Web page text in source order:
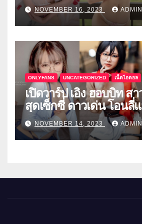
NOVEMBER 16, 2023 ADMIN
ONLYFANS UNCATEGORIZED เน็ตไอดอล
เปิดวาร์ป เอิง ฮอบบิท ส
สุดเซ็กซี่ ดาวเด่น โอนลี่
NOVEMBER 14, 2023 ADMIN